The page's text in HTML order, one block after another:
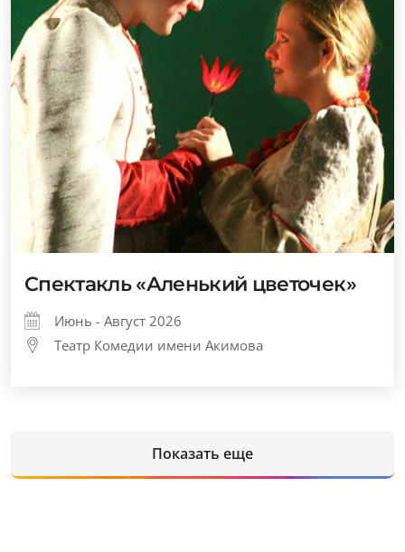
Спектакль «Аленький цветочек»
Июнь - Август 2026
Театр Комедии имени Акимова
Показать еще